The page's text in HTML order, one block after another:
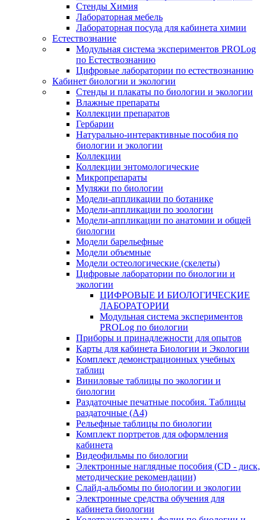
Стенды Химия
Лабораторная мебель
Лабораторная посуда для кабинета химии
Естествознание
Модульная система экспериментов PROLog
по Естествознанию
Цифровые лаборатории по естествознанию
Кабинет биологии и экологии
Стенды и плакаты по биологии и экологии
Влажные препараты
Коллекции препаратов
Гербарии
Натурально-интерактивные пособия по
биологии и экологии
Коллекции
Коллекции энтомологические
Микропрепараты
Муляжи по биологии
Модели-аппликации по ботанике
Модели-аппликации по зоологии
Модели-аппликации по анатомии и общей
биологии
Модели барельефные
Модели объемные
Модели остеологические (скелеты)
Цифровые лаборатории по биологии и
экологии
ЦИФРОВЫЕ И БИОЛОГИЧЕСКИЕ
ЛАБОРАТОРИИ
Модульная система экспериментов
PROLog по биологии
Приборы и принадлежности для опытов
Карты для кабинета Биологии и Экологии
Комплект демонстрационных учебных
таблиц
Виниловые таблицы по экологии и
биологии
Раздаточные печатные пособия. Таблицы
раздаточные (А4)
Рельефные таблицы по биологии
Комплект портретов для оформления
кабинета
Видеофильмы по биологии
Электронные наглядные пособия (CD - диск,
методические рекомендации)
Слайд-альбомы по биологии и экологии
Электронные средства обучения для
кабинета биологии